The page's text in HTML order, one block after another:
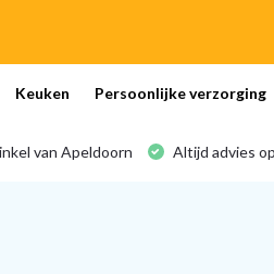
Keuken Persoonlijke verzorging
van Apeldoorn Altijd advies